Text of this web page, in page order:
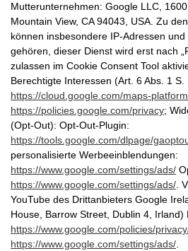
Mutterunternehmen: Google LLC,
Mountain View, CA 94043, USA. Zu
können insbesondere IP-Adressen
gehören, dieser Dienst wird erst nach
zulassen im Cookie Consent Tool
Berechtigte Interessen (Art. 6 Abs. 1
https://cloud.google.com/maps-platform
https://policies.google.com/privacy;
(Opt-Out): Opt-Out-Plugin:
https://tools.google.com/dlpage/
personalisierte Werbeeinblendungen:
https://www.google.com/settings/ads/
https://www.google.com/settings/ads/.
YouTube des Drittanbieters Google
House, Barrow Street, Dublin 4, Irland)
https://www.google.com/policies/
https://www.google.com/settings/ads/.